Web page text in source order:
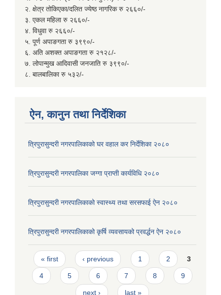
२. क्षेत्र तोकिएका/दलित ज्येष्ठ नागरिक रु २६६०/-
३. एकल महिला रु २६६०/-
४. विधुवा रु २६६०/-
५. पूर्ण अपाङगता रु ३९९०/-
६. अति अशक्त अपाङगता रु २१२८/-
७. लोपान्मुख आदिवासी जनजाति रु ३९९०/-
८. बालबालिका रु ५३२/-
ऐन, कानुन तथा निर्देशिका
त्रिपुरासुन्दरी नगरपालिकाको घर वहाल कर निर्देशिका २०८०
त्रिपुरासुन्दरी नगरपालिका जग्गा प्राप्ती कार्यविधि २०८०
त्रिपुरासुन्दरी नगरपालिकाको स्वास्थ्य तथा सरसफाई ऐन २०८०
त्रिपुरासुन्दरी नगरपालिकाको कृर्षि व्यवसायको प्रवर्द्धन ऐन २०८०
Pages
« first ‹ previous 1 2 3
4 5 6 7 8 9
next › last »